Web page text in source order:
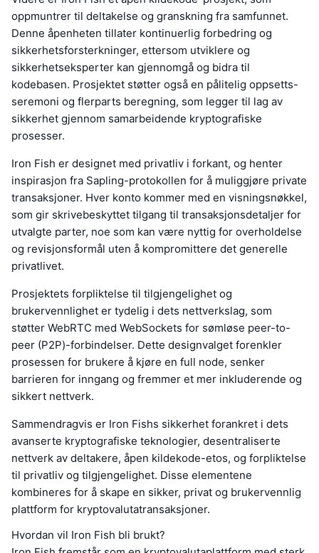
oppmuntrer til deltakelse og granskning fra samfunnet.
Denne åpenheten tillater kontinuerlig forbedring og
sikkerhetsforsterkninger, ettersom utviklere og
sikkerhetseksperter kan gjennomgå og bidra til
kodebasen. Prosjektet støtter også en pålitelig oppsetts-
seremoni og flerparts beregning, som legger til lag av
sikkerhet gjennom samarbeidende kryptografiske
prosesser.
Iron Fish er designet med privatliv i forkant, og henter
inspirasjon fra Sapling-protokollen for å muliggjøre private
transaksjoner. Hver konto kommer med en visningsnøkkel,
som gir skrivebeskyttet tilgang til transaksjonsdetaljer for
utvalgte parter, noe som kan være nyttig for overholdelse
og revisjonsformål uten å kompromittere det generelle
privatlivet.
Prosjektets forpliktelse til tilgjengelighet og
brukervennlighet er tydelig i dets nettverkslag, som
støtter WebRTC med WebSockets for sømløse peer-to-
peer (P2P)-forbindelser. Dette designvalget forenkler
prosessen for brukere å kjøre en full node, senker
barrieren for inngang og fremmer et mer inkluderende og
sikkert nettverk.
Sammendragvis er Iron Fishs sikkerhet forankret i dets
avanserte kryptografiske teknologier, desentraliserte
nettverk av deltakere, åpen kildekode-etos, og forpliktelse
til privatliv og tilgjengelighet. Disse elementene
kombineres for å skape en sikker, privat og brukervennlig
plattform for kryptovalutatransaksjoner.
Hvordan vil Iron Fish bli brukt?